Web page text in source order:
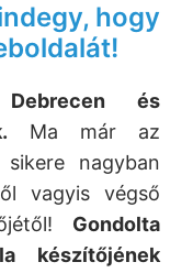
hogy
Debrecen és
Ma már az
nagyban
vagyis végső
Gondolta
készítőjének